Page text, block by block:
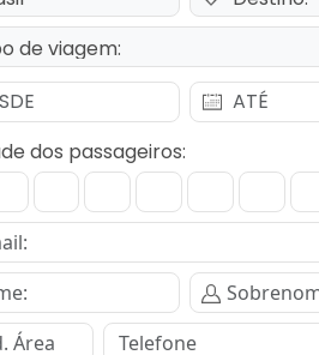
de viagem:
dos passageiros: